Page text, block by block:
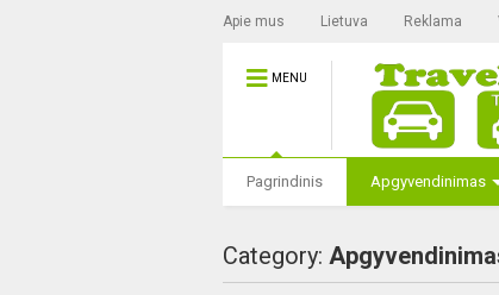
Apie mus Lietuva Reklama
MENU
Pagrindinis Apgyvendinimas
Category: